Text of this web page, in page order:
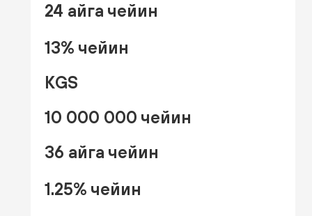
24 айга чейин
13% чейин
KGS
10 000 000 чейин
36 айга чейин
1.25% чейин